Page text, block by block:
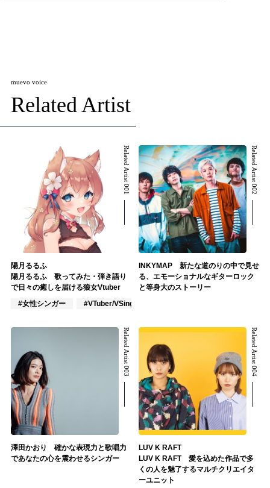
muevo voice
Related Artist
Related Artist 001
陽月るるふ
陽月るるふ 歌ってみた・弾き語り
で日々の癒しを届ける狼女Vtuber
#女性シンガー
#VTuber/VSinger
Related Artist 002
INKYMAP 新たな道のりの中で見せ
る、エモーショナルなギターロック
と等身大のストーリー
Related Artist 003
澤田かおり 確かな表現力と歌唱力
であなたの心を震わせるシンガー
Related Artist 004
LUV K RAFT
LUV K RAFT 愛を込めた作品で多
くの人を魅了するマルチクリエイタ
ーユニット